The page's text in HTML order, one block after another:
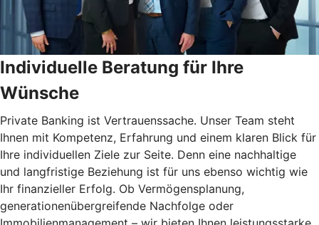
Individuelle Beratung für Ihre
Wünsche
Private Banking ist Vertrauenssache. Unser Team steht
Ihnen mit Kompetenz, Erfahrung und einem klaren Blick für
Ihre individuellen Ziele zur Seite. Denn eine nachhaltige
und langfristige Beziehung ist für uns ebenso wichtig wie
Ihr finanzieller Erfolg. Ob Vermögensplanung,
generationenübergreifende Nachfolge oder